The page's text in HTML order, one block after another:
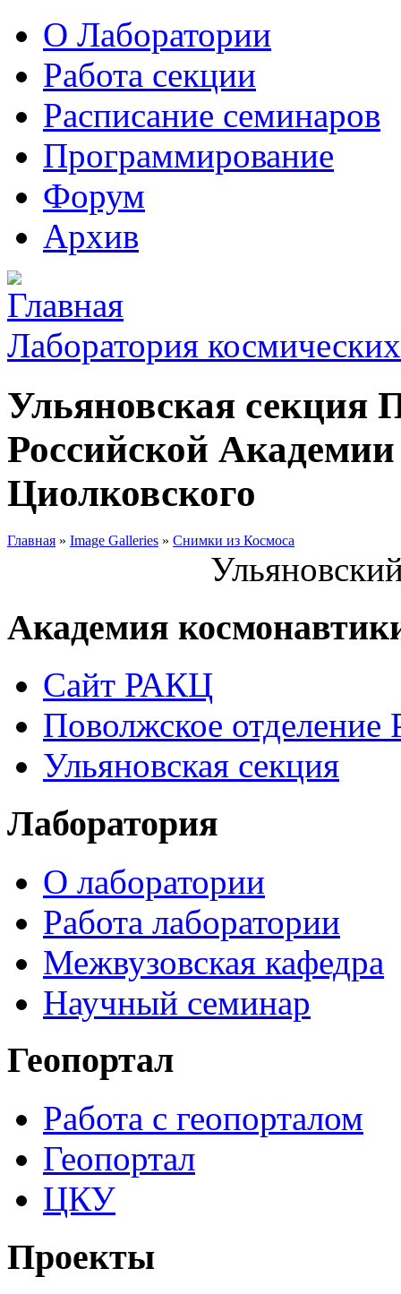
О Лаборатории
Работа секции
Расписание семинаров
Программирование
Форум
Архив
Лаборатория
Ульяновская секция
Российской
Циолковского
Главная » Image Galleries » Снимки из Космоса
Академия
Сайт РАКЦ
Поволжское
Ульяновская секция
Лаборатория
О лаборатории
Работа лаборатории
Межвузовская кафедра
Научный семинар
Геопортал
Работа с геопорталом
Геопортал
ЦКУ
Проекты